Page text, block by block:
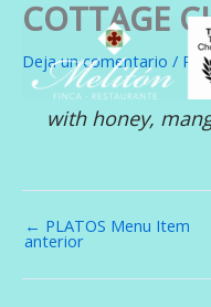
contenido
COTTAGE
Deja un comentario /
with honey,
← PLATOS Menu Item
anterior